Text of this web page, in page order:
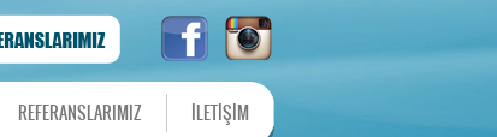
REFERANSLARIMIZ İLETİŞİM